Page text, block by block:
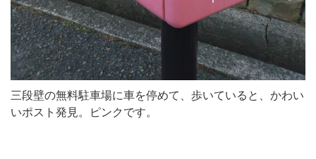
三段壁の無料駐車場に車を停めて、歩いていると、かわい
いポスト発見。ピンクです。